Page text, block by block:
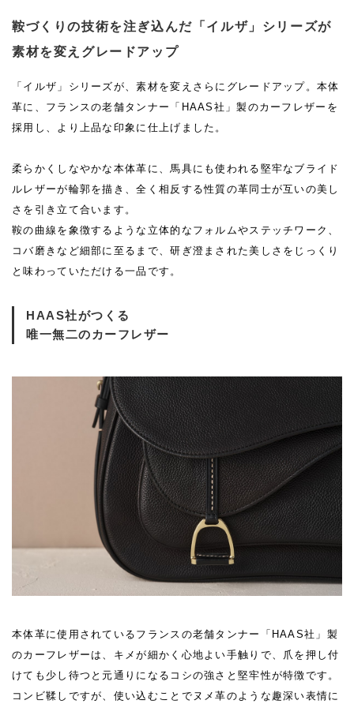
鞍づくりの技術を注ぎ込んだ「イルザ」シリーズが
素材を変えグレードアップ
「イルザ」シリーズが、素材を変えさらにグレードアップ。本体
革に、フランスの老舗タンナー「HAAS社」製のカーフレザーを
採用し、より上品な印象に仕上げました。
柔らかくしなやかな本体革に、馬具にも使われる堅牢なブライド
ルレザーが輪郭を描き、全く相反する性質の革同士が互いの美し
さを引き立て合います。
鞍の曲線を象徴するような立体的なフォルムやステッチワーク、
コバ磨きなど細部に至るまで、研ぎ澄まされた美しさをじっくり
と味わっていただける一品です。
HAAS社がつくる
唯一無二のカーフレザー
本体革に使用されているフランスの老舗タンナー「HAAS社」製
のカーフレザーは、キメが細かく心地よい手触りで、爪を押し付
けても少し待つと元通りになるコシの強さと堅牢性が特徴です。
コンビ鞣しですが、使い込むことでヌメ革のような趣深い表情に